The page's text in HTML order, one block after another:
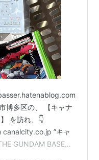
博多区の、 【キャナ
を訪れ、👇
”キャ
GUNDAM BASE